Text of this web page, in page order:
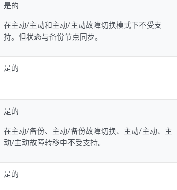
是的
在主动/主动和主动/主动故障切换模式下不受支
持。但状态与备份节点同步。
是的
是的
在主动/备份、主动/备份故障切换、主动/主动、主
动/主动故障转移中不受支持。
是的